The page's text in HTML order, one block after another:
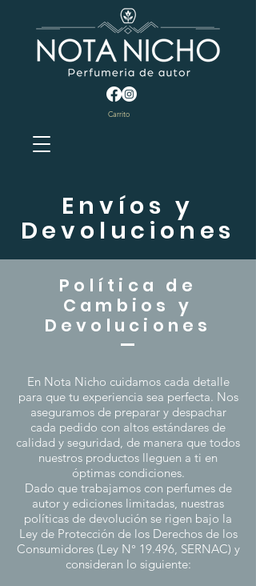
Carrito
Envíos y
Devoluciones
Política de
Cambios y
Devoluciones
En Nota Nicho cuidamos cada detalle
para que tu experiencia sea perfecta. Nos
aseguramos de preparar y despachar
cada pedido con altos estándares de
calidad y seguridad, de manera que todos
nuestros productos lleguen a ti en
óptimas condiciones.
Dado que trabajamos con perfumes de
autor y ediciones limitadas, nuestras
políticas de devolución se rigen bajo la
Ley de Protección de los Derechos de los
Consumidores (Ley N° 19.496, SERNAC) y
consideran lo siguiente: